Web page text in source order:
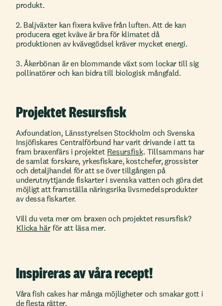
produkt.
2. Baljväxter kan fixera kväve från luften. Att de kan
producera eget kväve är bra för klimatet då
produktionen av kvävegödsel kräver mycket energi.
3. Åkerbönan är en blommande växt som lockar till sig
pollinatörer och kan bidra till biologisk mångfald.
Projektet Resursfisk
Axfoundation, Länsstyrelsen Stockholm och Svenska
Insjöfiskares Centralförbund har varit drivande i att ta
fram braxenfärs i projektet Resursfisk. Tillsammans har
de samlat forskare, yrkesfiskare, kostchefer, grossister
och detaljhandel för att se över tillgången på
underutnyttjande fiskarter i svenska vatten och göra det
möjligt att framställa näringsrika livsmedelsprodukter
av dessa fiskarter.
Vill du veta mer om braxen och projektet resursfisk?
Klicka här för att läsa mer.
Inspireras av våra recept!
Våra fish cakes har många möjligheter och smakar gott i
de flesta rätter.